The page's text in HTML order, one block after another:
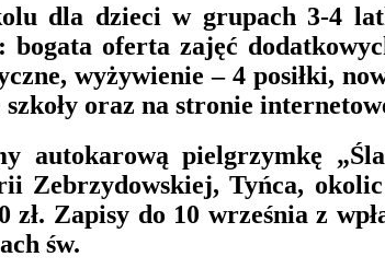
dla dzieci w grupach 3-4
oferta zajęć
wyżywienie – 4 posiłki,
oraz na stronie
autokarową pielgrzymkę
Tyńca,
Zapisy do 10 września z
św.